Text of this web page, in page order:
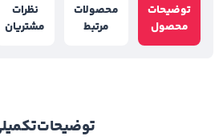
توضیحات
محصول
محصولات
مرتبط
نظرات
مشتریان
توضیحات